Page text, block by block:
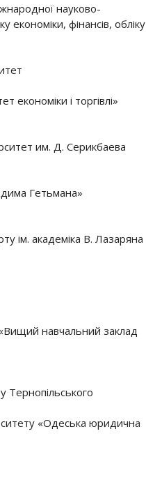
науково-
економіки, фінансів, обліку
економіки і торгівлі»
им. Д. Серикбаева
Гетьмана»
ім. академіка В. Лазаряна
навчальний заклад
Тернопільського
«Одеська юридична